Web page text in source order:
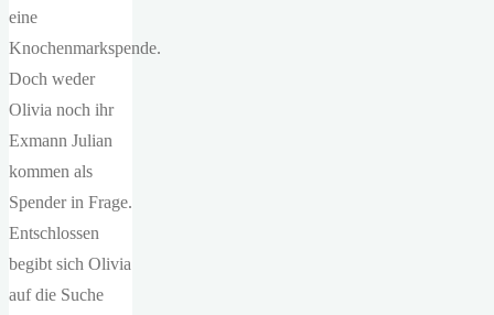
eine
Knochenmarkspende.
Doch weder
Olivia noch ihr
Exmann Julian
kommen als
Spender in Frage.
Entschlossen
begibt sich Olivia
auf die Suche